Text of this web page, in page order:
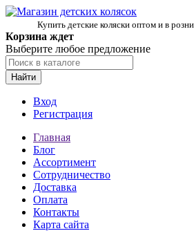
Купить детские коляски оптом и в
Корзина ждет
Выберите любое предложение
Найти
Вход
Регистрация
Главная
Блог
Ассортимент
Сотрудничество
Доставка
Оплата
Контакты
Карта сайта